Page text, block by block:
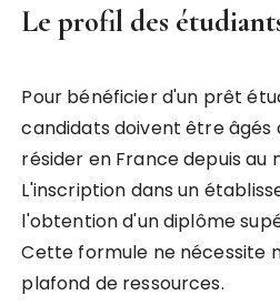
Le profil des
Pour bénéficier d'un prêt
candidats doivent être âgés
résider en France depuis au
L'inscription dans un
l'obtention d'un diplôme
Cette formule ne nécessite
plafond de ressources.